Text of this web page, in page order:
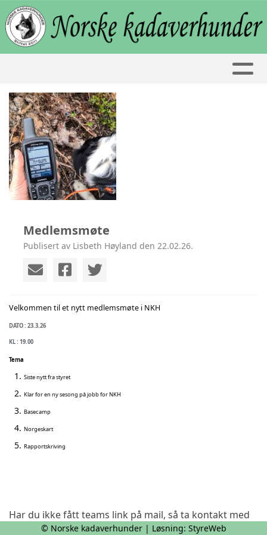
Medlemsmøte
Publisert av Lisbeth Høyland den 22.02.26.
Velkommen til et nytt medlemsmøte i NKH
DATO : 23.3.26
KL : 19.00
Tema
Siste nytt fra styret
Klar for en ny sesong på jobb for NKH
Basecamp
Norgeskart
Rapportskriving
Har du ikke fått teams link på mail, så ta kontakt med
© Norske kadaverhunder | Løsning: StyreWeb